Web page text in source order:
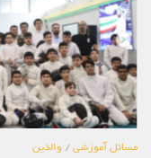
مسائل آموزشی/ والدین